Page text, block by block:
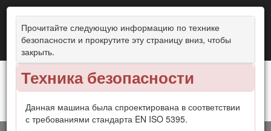
Прочитайте следующую информацию по технике
безопасности и прокрутите эту страницу вниз, чтобы
закрыть.
Техника безопасности
Данная машина была спроектирована в соответствии
с требованиями стандарта EN ISO 5395.
Самоходная ездовая газонокосилка HDX SD серии 2000 с шириной
скашивания 132 см